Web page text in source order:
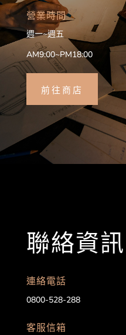
營業時間
週一~週五
AM9:00~PM18:00
前往商店
聯絡資訊
連絡電話
0800-528-288
客服信箱